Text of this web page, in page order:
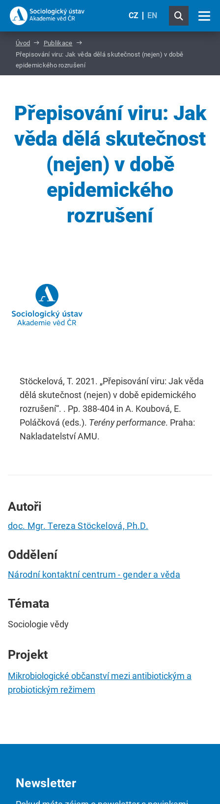
CZ EN
Úvod
Publikace
Přepisování viru: Jak věda dělá skutečnost (nejen) v době
epidemického rozrušení
Přepisování viru: Jak
věda dělá skutečnost
(nejen) v době
epidemického
rozrušení
Stöckelová, T. 2021. „Přepisování viru: Jak věda
dělá skutečnost (nejen) v době epidemického
rozrušení“. . Pp. 388-404 in A. Koubová, E.
Poláčková (eds.). Terény performance. Praha:
Nakladatelství AMU.
Autoři
doc. Mgr. Tereza Stöckelová, Ph.D.
Oddělení
Národní kontaktní centrum - gender a věda
Témata
Sociologie vědy
Projekt
Mikrobiologické občanství mezi antibiotickým a
probiotickým režimem
Newsletter